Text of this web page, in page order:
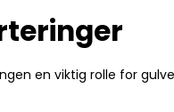
en viktig rolle for